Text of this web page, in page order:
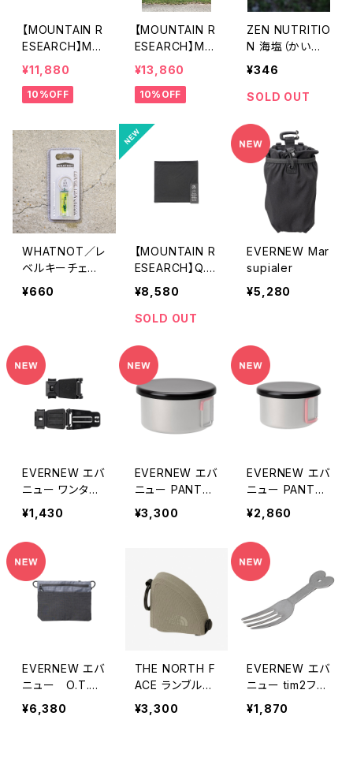
【MOUNTAIN R
ESEARCH】Me
sh Tee ”A Wre
athe”
¥11,880
10%OFF
【MOUNTAIN R
ESEARCH】Me
sh B.B. BLACK
¥13,860
10%OFF
ZEN NUTRITIO
N 海塩（かいえ
ん）
¥346
SOLD OUT
WHATNOT／レ
ベルキーチェー
ン｜LEVEL KEY
¥660
【MOUNTAIN R
ESEARCH】Q.D.
Tube
¥8,580
SOLD OUT
EVERNEW Mar
supialer
¥5,280
EVERNEW エバ
ニュー ワンタッ
チスルーロック2
¥1,430
EVERNEW エバ
ニュー PANTAP
AS superior 5
70
¥3,300
EVERNEW エバ
ニュー PANTAP
AS superior 4
00
¥2,860
EVERNEW エバ
ニュー O.T.A.
clutter
¥6,380
THE NORTH F
ACE ランブルコ
インワレット
¥3,300
EVERNEW エバ
ニュー tim2フォ
ーク ティムテ
ィム
¥1,870